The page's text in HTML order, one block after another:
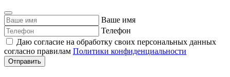
Ваше имя
Телефон
Даю согласие на обработку своих персональных данных
согласно правилам Политики конфиденциальности
Отправить